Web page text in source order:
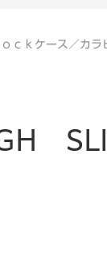
ｋケース／カラ